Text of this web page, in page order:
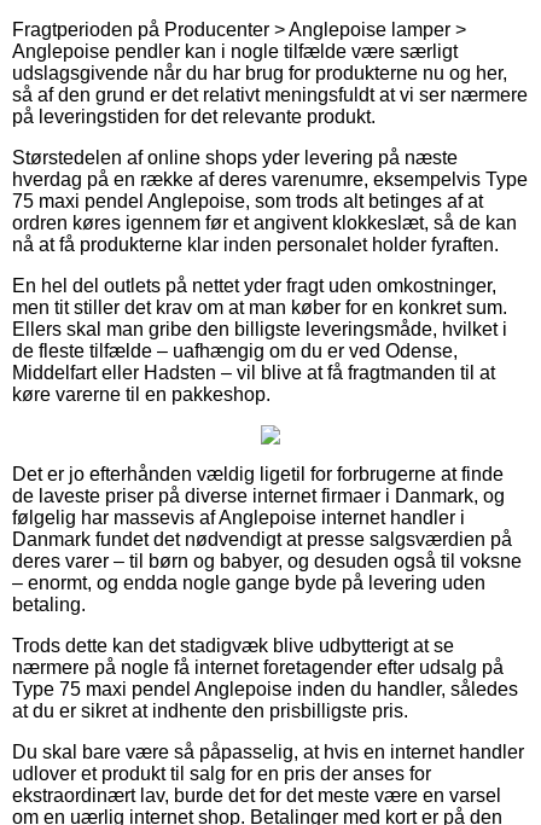
Fragtperioden på Producenter > Anglepoise lamper >
Anglepoise pendler kan i nogle tilfælde være særligt
udslagsgivende når du har brug for produkterne nu og her,
så af den grund er det relativt meningsfuldt at vi ser nærmere
på leveringstiden for det relevante produkt.
Størstedelen af online shops yder levering på næste
hverdag på en række af deres varenumre, eksempelvis Type
75 maxi pendel Anglepoise, som trods alt betinges af at
ordren køres igennem før et angivent klokkeslæt, så de kan
nå at få produkterne klar inden personalet holder fyraften.
En hel del outlets på nettet yder fragt uden omkostninger,
men tit stiller det krav om at man køber for en konkret sum.
Ellers skal man gribe den billigste leveringsmåde, hvilket i
de fleste tilfælde – uafhængig om du er ved Odense,
Middelfart eller Hadsten – vil blive at få fragtmanden til at
køre varerne til en pakkeshop.
Det er jo efterhånden vældig ligetil for forbrugerne at finde
de laveste priser på diverse internet firmaer i Danmark, og
følgelig har massevis af Anglepoise internet handler i
Danmark fundet det nødvendigt at presse salgsværdien på
deres varer – til børn og babyer, og desuden også til voksne
– enormt, og endda nogle gange byde på levering uden
betaling.
Trods dette kan det stadigvæk blive udbytterigt at se
nærmere på nogle få internet foretagender efter udsalg på
Type 75 maxi pendel Anglepoise inden du handler, således
at du er sikret at indhente den prisbilligste pris.
Du skal bare være så påpasselig, at hvis en internet handler
udlover et produkt til salg for en pris der anses for
ekstraordinært lav, burde det for det meste være en varsel
om en uærlig internet shop. Betalinger med kort er på den